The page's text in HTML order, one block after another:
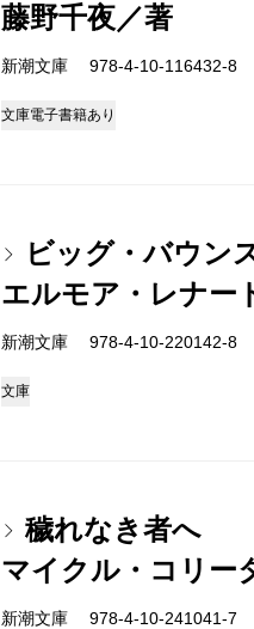
藤野千夜／著
新潮文庫 978-4-10-116432-
文庫電子書籍あり
ビッグ・バウン
エルモア・レナー
新潮文庫 978-4-10-220142-
文庫
穢れなき者へ
マイクル・コリー
新潮文庫 978-4-10-241041-